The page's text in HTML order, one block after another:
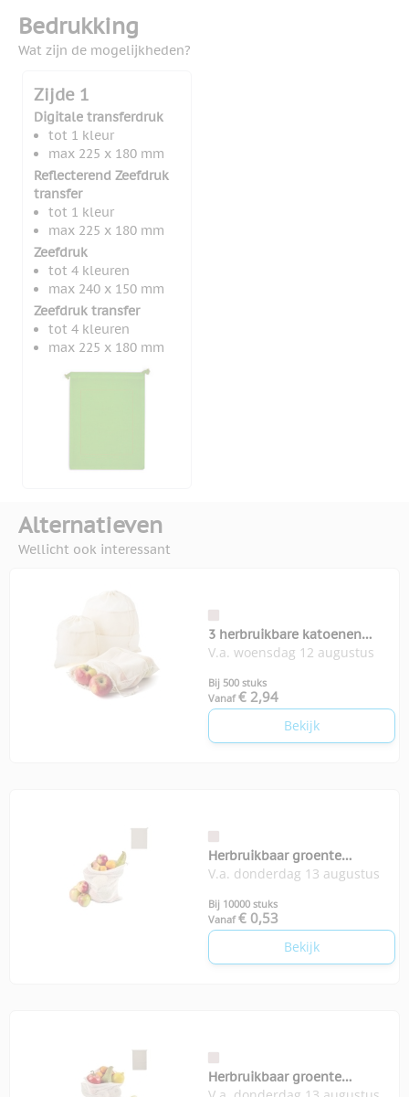
Bedrukking
Wat zijn de mogelijkheden?
Zijde 1
Digitale transferdruk
tot 1 kleur
max 225 x 180 mm
Reflecterend Zeefdruk
transfer
tot 1 kleur
max 225 x 180 mm
Zeefdruk
tot 4 kleuren
max 240 x 150 mm
Zeefdruk transfer
tot 4 kleuren
max 225 x 180 mm
Alternatieven
Wellicht ook interessant
3 herbruikbare katoenen
voedseltasjes
V.a. woensdag 12 augustus
Bij 500 stuks
Vanaf € 2,94
Bekijk
Herbruikbaar groente
fruitzakje 25x30cm
V.a. donderdag 13 augustus
Bij 10000 stuks
Vanaf € 0,53
Bekijk
Herbruikbaar groente